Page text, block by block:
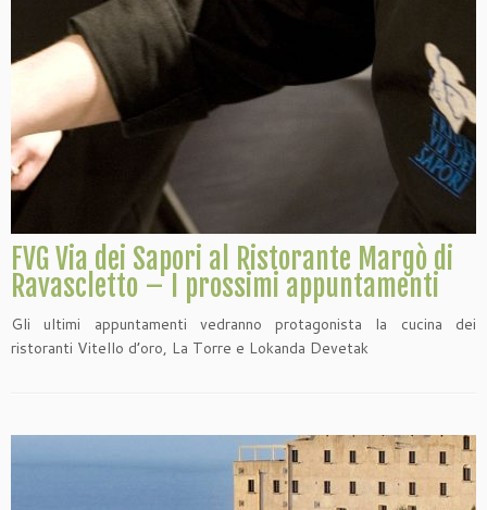
FVG Via dei Sapori al Ristorante Margò di
Ravascletto – I prossimi appuntamenti
Gli ultimi appuntamenti vedranno protagonista la cucina dei
ristoranti Vitello d’oro, La Torre e Lokanda Devetak